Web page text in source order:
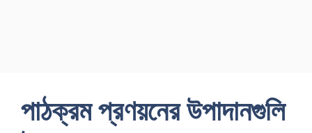
পাঠক্রম প্রণয়নের উপাদানগুলি